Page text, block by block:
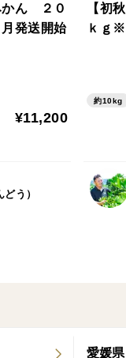
愛媛県
かん ２０
発送開始
¥11,200
う）
【初
ｋｇ
約10kg